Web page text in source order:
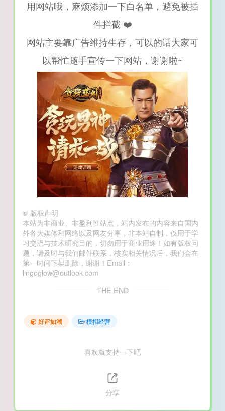
用网站哦，麻烦添加一下白名单，避免被插
件拦截 ❤️
网站主要靠广告维持生存，可以的话大家可
以帮忙随手宣传一下网站，谢谢啦~
© 版权声明
本站为非商业、非盈利性站点，站内发布的内容来自国内
外各大媒体和网络以及网友分享，非本站自制，仅用于学
习交流与技术研究目的，切勿用于商业用途！如有版权问
题，请及时与我们邮件联系，核实相关情况后，我们会在
第一时间下架删除，谢谢！Email：
lingoglow@outlook.com
THE END
好评如潮 模拟经营
喜欢就支持一下吧
分享